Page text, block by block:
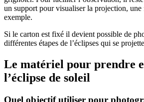
un support pour visualiser la projection,
exemple.
Si le carton est fixé il devient possible de
différentes étapes de l’éclipses qui se
Le matériel pour prendre
l’éclipse de soleil
Quel objectif utiliser pour